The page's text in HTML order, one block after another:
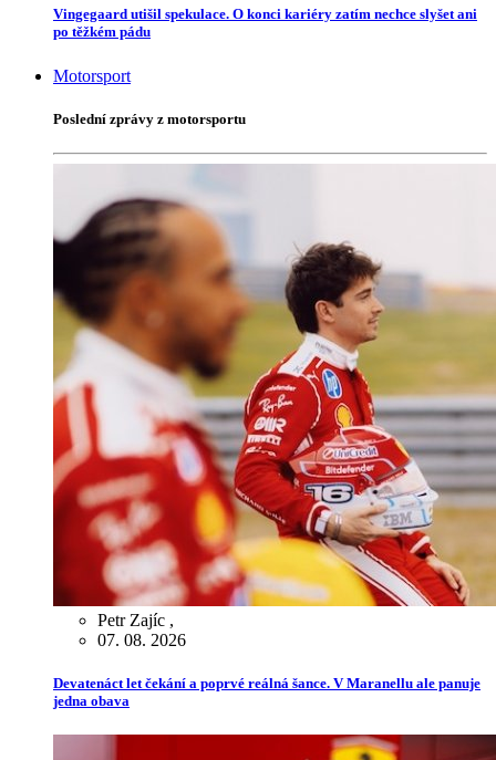
Vingegaard utišil spekulace. O konci kariéry zatím nechce slyšet ani
po těžkém pádu
Motorsport
Poslední zprávy z motorsportu
Petr Zajíc ,
07. 08. 2026
Devatenáct let čekání a poprvé reálná šance. V Maranellu ale panuje
jedna obava